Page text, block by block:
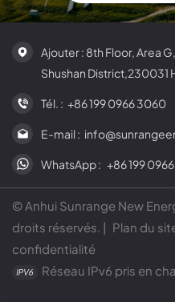
Ajouter : 8th Floor, Area
Shushan District,230031
Tél. : +86 199 0966 3060
E-mail :
WhatsApp : +86 199
© Anhui Sunrange New
droits réservés. | Plan du
confidentialité
Réseau IPv6 pris en